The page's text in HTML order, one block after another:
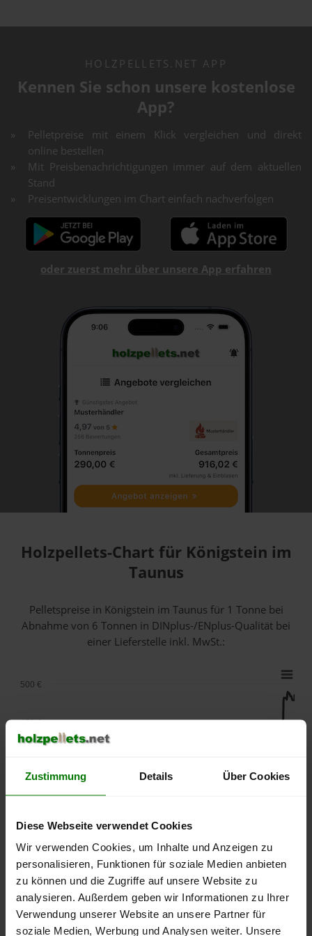
Zustimmung Details Über Cookies
Diese Webseite verwendet Cookies
Wir verwenden Cookies, um Inhalte und Anzeigen zu
personalisieren, Funktionen für soziale Medien anbieten
zu können und die Zugriffe auf unsere Website zu
analysieren. Außerdem geben wir Informationen zu Ihrer
Verwendung unserer Website an unsere Partner für
soziale Medien, Werbung und Analysen weiter. Unsere
HOLZPELLETS.NET APP
Kennen Sie schon unsere kostenlose
App?
Pelletpreise mit einem Klick vergleichen und direkt
online bestellen
Mit Preisbenachrichtigungen immer auf dem aktuellen
Stand
Preisentwicklungen im Chart einfach nachverfolgen
oder zuerst mehr über unsere App erfahren
Holzpellets-Chart für Königstein im
Taunus
Pelletspreise in Königstein im Taunus für 1 Tonne bei
Abnahmevon 6 Tonnen in DINplus-/ENplus-Qualität bei
einer Lieferstelle inkl. MwSt.:
lose Ware Sackware
September
2025
Januar
2026
Mai
2026
250 €
450 €
500 €